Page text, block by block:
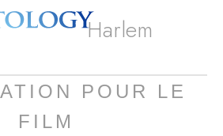
Harlem
POUR LE
FILM